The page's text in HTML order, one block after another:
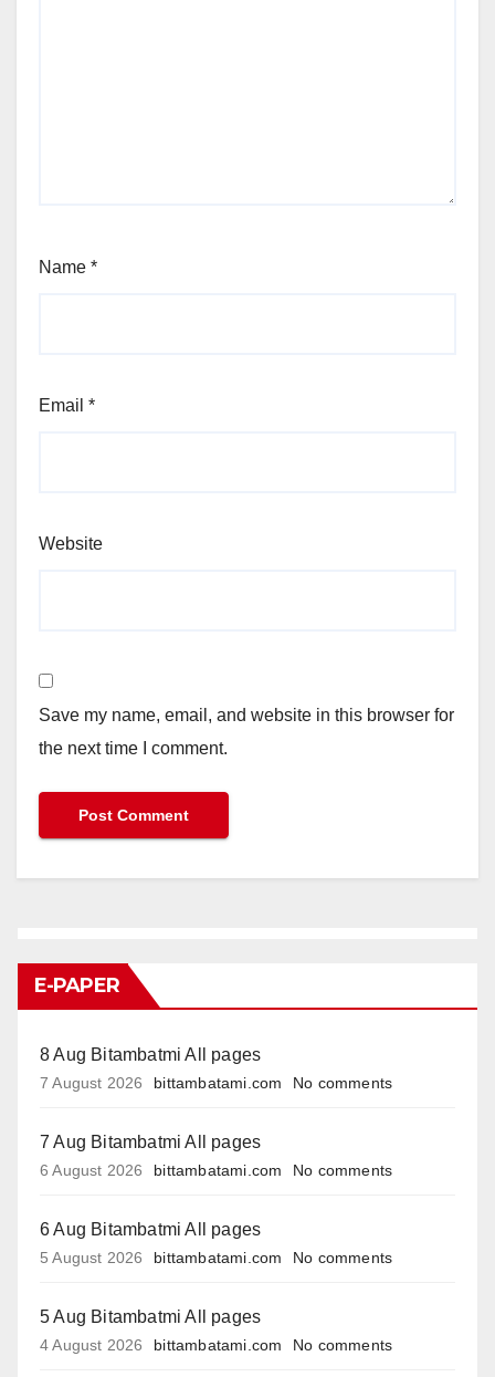
Name *
Email *
Website
Save my name, email, and website in this browser for
the next time I comment.
E-PAPER
8 Aug Bitambatmi All pages
7 August 2026 bittambatami.com No comments
7 Aug Bitambatmi All pages
6 August 2026 bittambatami.com No comments
6 Aug Bitambatmi All pages
5 August 2026 bittambatami.com No comments
5 Aug Bitambatmi All pages
4 August 2026 bittambatami.com No comments